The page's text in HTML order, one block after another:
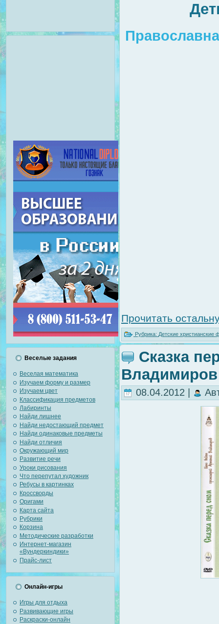
Веселые задания
Веселая математика
Изучаем форму и размер
Изучаем цвет
Классификация предметов
Лабиринты
Найди лишнее
Найди недостающий предмет
Найди одинаковые предметы
Найди отличия
Окружающий мир
Развитие речи
Уроки рисования
Что перепутал художник
Ребусы в картинках
Кроссворды
Оригами
Карта сайта
Рубрики
Корзина
Методические разработки
Интернет-магазин
«Вундеркиндики»
Прайс-лист
Онлайн-игры
Игры для отдыха
Развивающие игры
Раскраски-онлайн
Прочитать
Рубрика: Детские христианские
Сказка
Владимиров
08.04.2012 |